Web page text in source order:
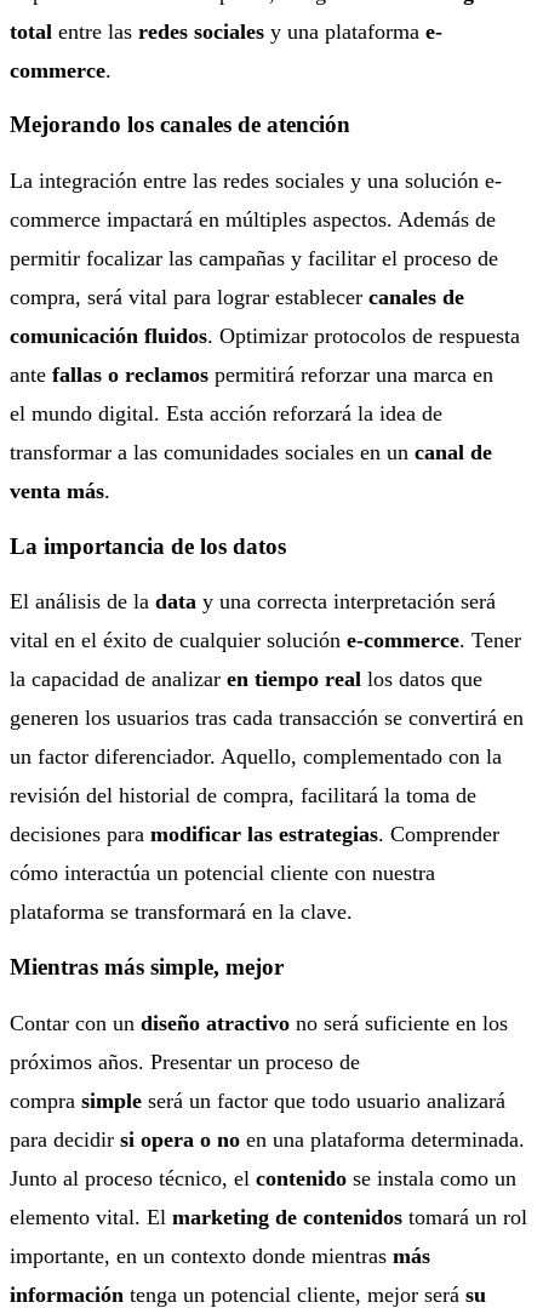
total entre las redes sociales y una plataforma e-
commerce.
Mejorando los canales de atención
La integración entre las redes sociales y una solución e-
commerce impactará en múltiples aspectos. Además de
permitir focalizar las campañas y facilitar el proceso de
compra, será vital para lograr establecer canales de
comunicación fluidos. Optimizar protocolos de respuesta
ante fallas o reclamos permitirá reforzar una marca en
el mundo digital. Esta acción reforzará la idea de
transformar a las comunidades sociales en un canal de
venta más.
La importancia de los datos
El análisis de la data y una correcta interpretación será
vital en el éxito de cualquier solución e-commerce. Tener
la capacidad de analizar en tiempo real los datos que
generen los usuarios tras cada transacción se convertirá en
un factor diferenciador. Aquello, complementado con la
revisión del historial de compra, facilitará la toma de
decisiones para modificar las estrategias. Comprender
cómo interactúa un potencial cliente con nuestra
plataforma se transformará en la clave.
Mientras más simple, mejor
Contar con un diseño atractivo no será suficiente en los
próximos años. Presentar un proceso de
compra simple será un factor que todo usuario analizará
para decidir si opera o no en una plataforma determinada.
Junto al proceso técnico, el contenido se instala como un
elemento vital. El marketing de contenidos tomará un rol
importante, en un contexto donde mientras más
información tenga un potencial cliente, mejor será su